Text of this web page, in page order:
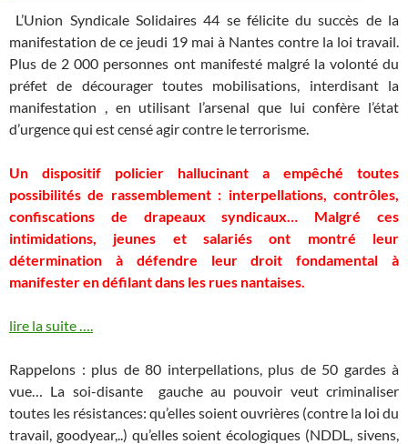
L’Union Syndicale Solidaires 44 se félicite du succès de la
manifestation de ce jeudi 19 mai à Nantes contre la loi travail.
Plus de 2 000 personnes ont manifesté malgré la volonté du
préfet de décourager toutes mobilisations, interdisant la
manifestation , en utilisant l’arsenal que lui confère l’état
d’urgence qui est censé agir contre le terrorisme.
Un dispositif policier hallucinant a empêché toutes
possibilités de rassemblement : interpellations, contrôles,
confiscations de drapeaux syndicaux… Malgré ces
intimidations, jeunes et salariés ont montré leur
détermination à défendre leur droit fondamental à
manifester en défilant dans les rues nantaises.
lire la suite ….
Rappelons : plus de 80 interpellations, plus de 50 gardes à
vue… La soi-disante gauche au pouvoir veut criminaliser
toutes les résistances: qu’elles soient ouvrières (contre la loi du
travail, goodyear,..) qu’elles soient écologiques (NDDL, sivens,